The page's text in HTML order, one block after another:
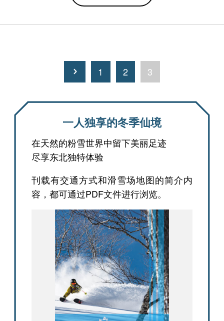
1 2 3
一人独享的冬季仙境
在天然的粉雪世界中留下美丽足迹
尽享东北独特体验
刊载有交通方式和滑雪场地图的简介内
容，都可通过PDF文件进行浏览。